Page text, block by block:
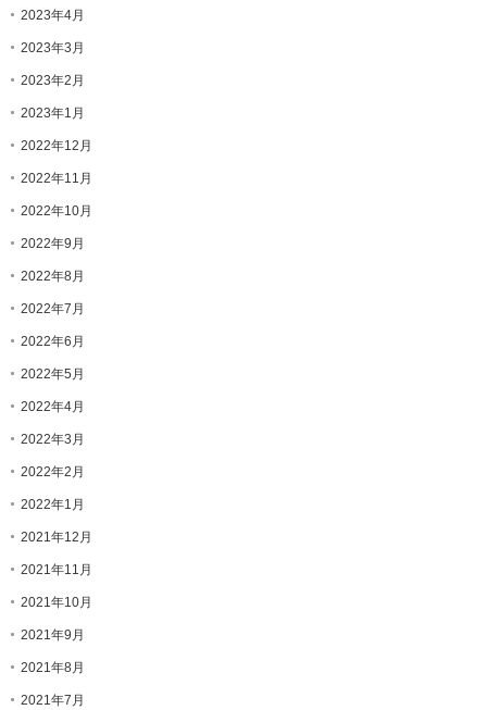
2023年4月
2023年3月
2023年2月
2023年1月
2022年12月
2022年11月
2022年10月
2022年9月
2022年8月
2022年7月
2022年6月
2022年5月
2022年4月
2022年3月
2022年2月
2022年1月
2021年12月
2021年11月
2021年10月
2021年9月
2021年8月
2021年7月